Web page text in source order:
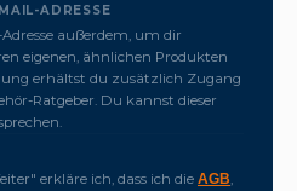
ADRESSE
außerdem, um dir
eigenen, ähnlichen Produkten
erhältst du zusätzlich Zugang
Ratgeber. Du kannst dieser
erkläre ich, dass ich die AGB